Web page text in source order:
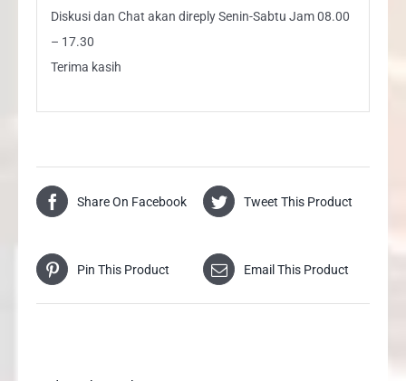
Diskusi dan Chat akan direply Senin-Sabtu Jam 08.00
– 17.30
Terima kasih
Share On Facebook Tweet This Product
Pin This Product Email This Product